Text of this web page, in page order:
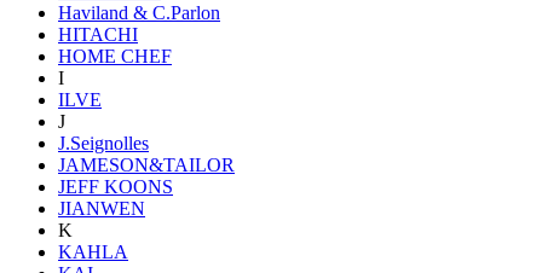
Haviland & C.Parlon
HITACHI
HOME CHEF
I
ILVE
J
J.Seignolles
JAMESON&TAILOR
JEFF KOONS
JIANWEN
K
KAHLA